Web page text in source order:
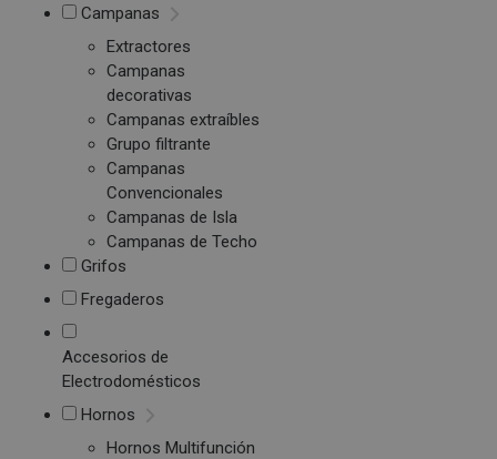
Campanas
Extractores
Campanas
decorativas
Campanas extraíbles
Grupo filtrante
Campanas
Convencionales
Campanas de Isla
Campanas de Techo
Grifos
Fregaderos
Accesorios de
Electrodomésticos
Hornos
Hornos Multifunción